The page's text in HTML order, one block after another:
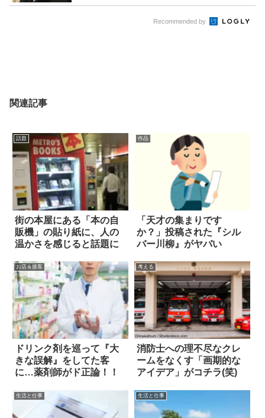
Recommended by
関連記事
話題
街の本屋にある「本の自
販機」の貼り紙に、人の
温かさを感じると話題に
作品
「天才の集まりです
か？」投稿された『シル
バー川柳』がヤバい
お店＆接客
ドリンク剤を巡って『大
きな誤解』をしてた客
に…薬剤師がド正論！！
考える
消防士への理不尽なクレ
ームをなくす「画期的な
アイデア」がコチラ(笑)
生活と仕事 生活と仕事